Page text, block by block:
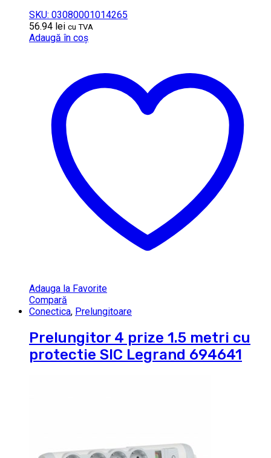
SKU: 03080001014265
56.94 lei cu TVA
Adaugă în coș
Adauga la Favorite
Compară
Conectica, Prelungitoare
Prelungitor 4 prize 1.5 metri cu
protectie SIC Legrand 694641